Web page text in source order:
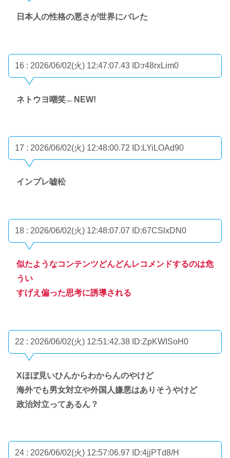
日本人の性格の悪さが世界にバレた
16 : 2026/06/02(火) 12:47:07.43 ID:r48rxLim0
ネトウヨ嘲笑←NEW!
17 : 2026/06/02(火) 12:48:00.72 ID:LYiLOAd90
インプレ嘘松
18 : 2026/06/02(火) 12:48:07.07 ID:67CSlxDN0
似たようなコンテンツどんどんレコメンドするのは危
うい
すげえ偏った思考に誘導される
22 : 2026/06/02(火) 12:51:42.38 ID:ZpKWISoH0
Xほぼ見いひんからわからんのやけど
海外でも男女対立や外国人嫌悪はありそうやけど
政治対立ってあるん？
24 : 2026/06/02(火) 12:57:06.97 ID:4jjPTd8/H